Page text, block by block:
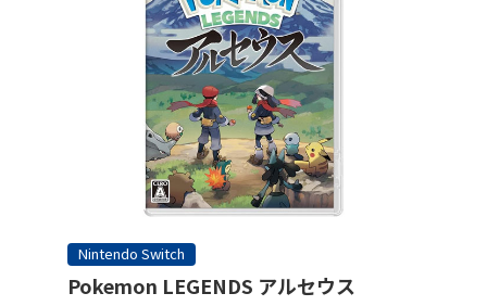
Nintendo Switch
Pokemon LEGENDS アルセウス